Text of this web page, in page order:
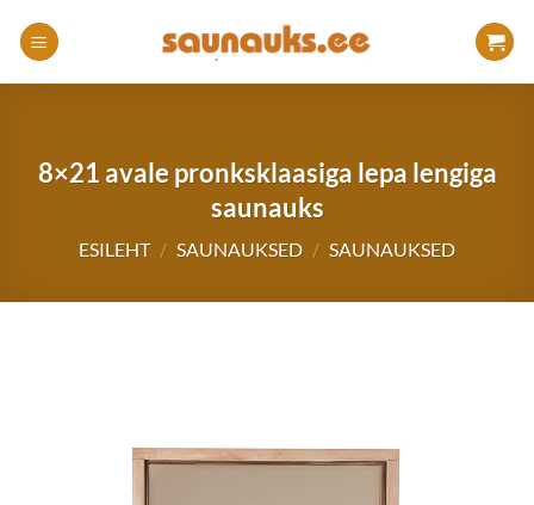
8×21 avale pronksklaasiga lepa lengiga
saunauks
ESILEHT / SAUNAUKSED / SAUNAUKSED